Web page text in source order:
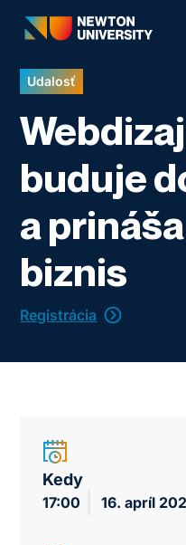
Udalosť
buduje
a
biznis
Registrácia
Kedy
17:00 16. apríl